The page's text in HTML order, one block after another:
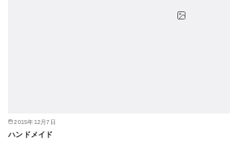
2015年12月7日
ハンドメイド